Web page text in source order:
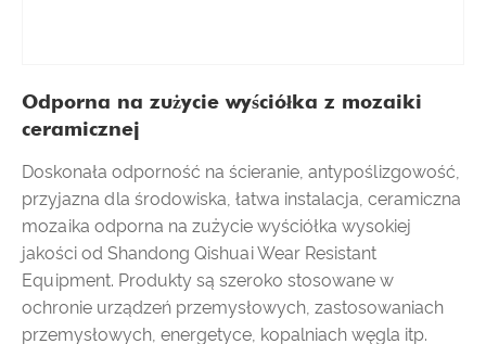
Odporna na zużycie wyściółka z mozaiki
ceramicznej
Doskonała odporność na ścieranie, antypoślizgowość,
przyjazna dla środowiska, łatwa instalacja, ceramiczna
mozaika odporna na zużycie wyściółka wysokiej
jakości od Shandong Qishuai Wear Resistant
Equipment. Produkty są szeroko stosowane w
ochronie urządzeń przemysłowych, zastosowaniach
przemysłowych, energetyce, kopalniach węgla itp.